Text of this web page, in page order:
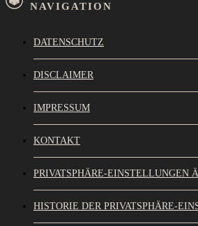
NAVIGATION
DATENSCHUTZ
DISCLAIMER
IMPRESSUM
KONTAKT
PRIVATSPHÄRE-EINSTELLUNGEN
HISTORIE DER PRIVATSPHÄRE-